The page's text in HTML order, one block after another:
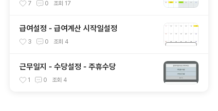
7 0 조회 17
급여설정 - 급여계산 시작일설정
3 0 조회 4
근무일지 - 수당설정 - 주휴수당
1 0 조회 4